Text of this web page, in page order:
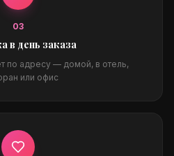
03
в день заказа
по адресу — домой, в отель,
или офис